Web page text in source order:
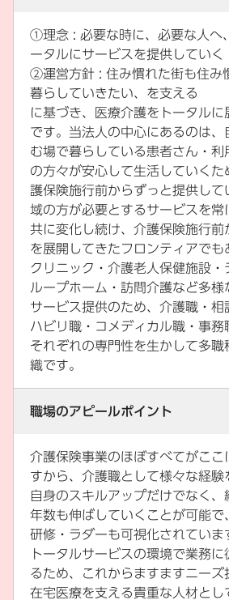
①理念 : 必要な時に、必要な人へ
ータルにサービスを提供していく
②運営方針 : 住み慣れた街も住み
暮らしていきたい、を支える
に基づき、医療介護をトータルに
です。当法人の中心にあるのは、
む場で暮らしている患者さん・利
の方々が安心して生活していくた
護保険施行前からずっと提供して
域の方が必要とするサービスを常
共に変化し続け、介護保険施行前
を展開してきたフロンティアでも
クリニック・介護老人保健施設・
ループホーム・訪問介護など多様
サービス提供のため、介護職・相
ハビリ職・コメディカル職・事務
それぞれの専門性を生かして多職
織です。
職場のアピールポイント
介護保険事業のほぼすべてがここ
すから、介護職として様々な経験
自身のスキルアップだけでなく
年数も伸ばしていくことが可能で
研修・ラダーも可視化されていま
トータルサービスの環境で業務
るため、これからますますニーズ
在宅医療を支える貴重な人材とし